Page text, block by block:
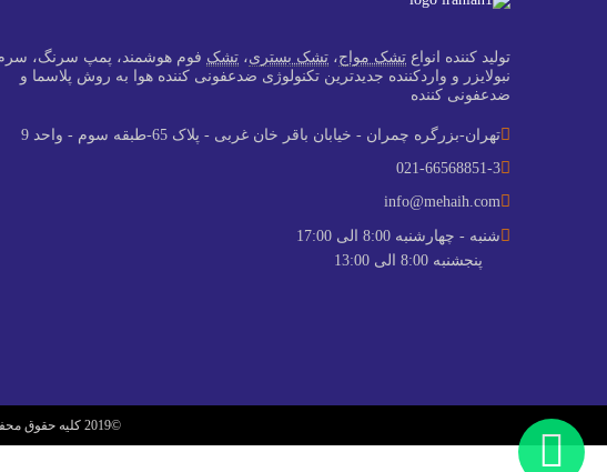
تولید کننده انواع تشک مواج، تشک بستری، تشک فوم هوشمند، پمپ سرنگ،
نبولایزر و واردکننده جدید‌ترین تکنولوژی ضدعفونی کننده هوا به روش پلاسما و
ضدعفونی کننده
تهران-بزرگره چمران - خیابان باقر خان غربی - پلاک 65-طبقه سوم - واحد 9
021-66568851-3
info@mehaih.com
شنبه - چهارشنبه 8:00 الی 17:00
پنجشنبه 8:00 الی 13:00
©2019 کلیه حقوق محفوظ و متعلق است به ایرانیان همگام. طراحی سایت